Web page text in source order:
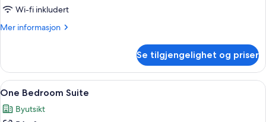
Wi-fi inkludert
Mer informasjon
Mer
–
deluxe
Se tilgjengelighet og priser
Åpne
alle
bildene
Sengetøy i egyptisk bomull,
7
One Bedroom Suite
Byutsikt